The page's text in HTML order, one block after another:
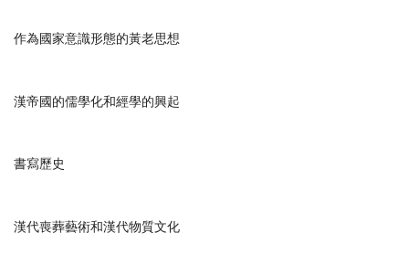
作為國家意識形態的黃老思想
漢帝國的儒學化和經學的興起
書寫歷史
漢代喪葬藝術和漢代物質文化